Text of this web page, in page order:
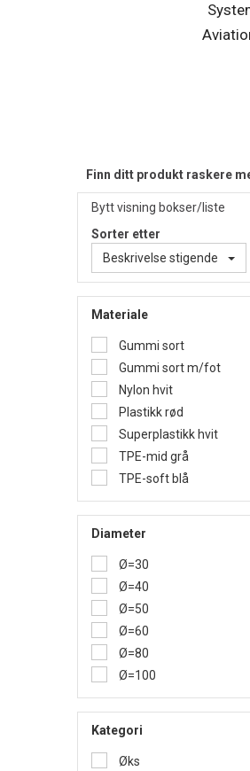
Finn ditt produkt raskere
Bytt visning bokser/liste
Sorter etter
Beskrivelse stigende
Materiale
Gummi sort
Gummi sort m/fot
Nylon hvit
Plastikk rød
Superplastikk hvit
TPE-mid grå
TPE-soft blå
Diameter
Ø=30
Ø=40
Ø=50
Ø=60
Ø=80
Ø=100
Kategori
Øks